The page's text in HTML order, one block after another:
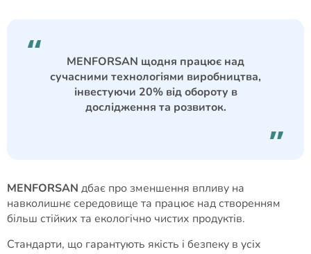
MENFORSAN щодня працює над
сучасними технологіями виробництва,
інвестуючи 20% від обороту в
дослідження та розвиток.
MENFORSAN дбає про зменшення впливу на
навколишнє середовище та працює над створенням
більш стійких та екологічно чистих продуктів.
Стандарти, що гарантують якість і безпеку в усіх